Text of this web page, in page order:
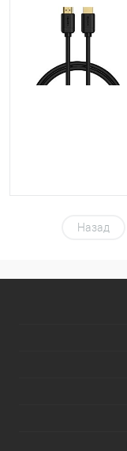
Назад